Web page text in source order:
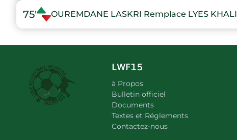
75' OUREMDANE LASKRI Remplace LYES KHALI
LWF15
à Propos
Bulletin officiel
Documents
Textes et Réglements
Contactez-nous